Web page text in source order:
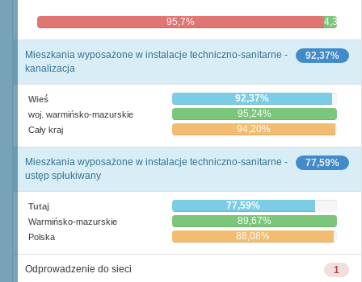
95,7% 4,3%
92,37%
Mieszkania wyposażone w instalacje techniczno-sanitarne -
kanalizacja
Wieś 92,37%
woj. warmińsko-mazurskie 95,24%
Cały kraj 94,20%
77,59%
Mieszkania wyposażone w instalacje techniczno-sanitarne -
ustęp spłukiwany
Tutaj 77,59%
Warmińsko-mazurskie 89,67%
Polska 88,08%
1
Odprowadzenie do sieci